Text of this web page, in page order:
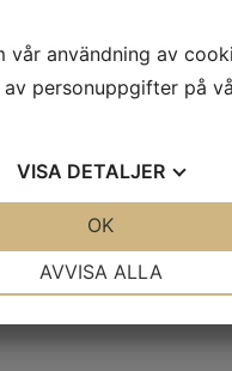
vår användning av
av personuppgifter på
VISA DETALJER
AVVISA ALLA
OK